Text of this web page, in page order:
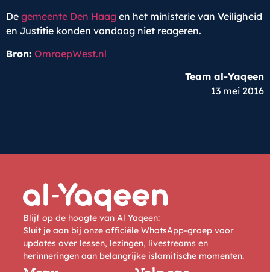
De gemeente Den Haag en het ministerie van Veiligheid
en Justitie konden vandaag niet reageren.
Bron: OmroepWest.nl
Team al-Yaqeen
13 mei 2016
Blijf op de hoogte van Al Yaqeen:
Sluit je aan bij onze officiële WhatsApp-groep voor
updates over lessen, lezingen, livestreams en
herinneringen aan belangrijke islamitische momenten.